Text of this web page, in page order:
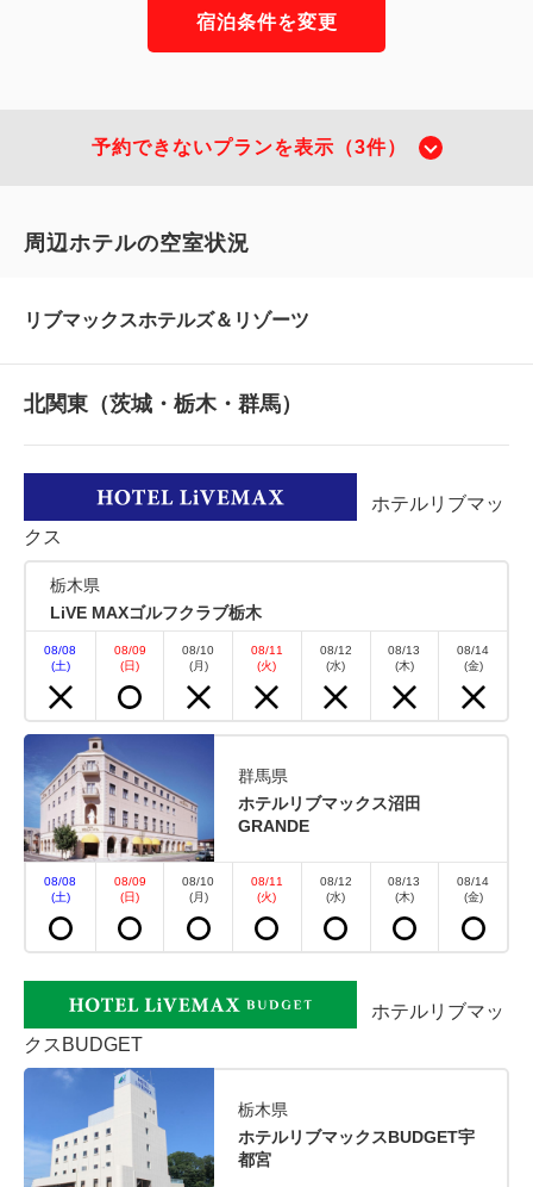
宿泊条件を変更
朝食プチバイキング付きプラン
朝食 現地払い・Web決済
in 15:00~ 21:00 / out 10:00まで
朝食付きプランになります。 プチバイキング ドリ
ンクバーは飲み放題です。 &#8203;料金：お一人様
500円（税込） 【メニュー】 厚焼き玉子 または スク
ランブルエッグ ポテトサラダ または マカロニサラダ
肉じゃが または カレ...
予約できないプランを表示（3件）
周辺ホテルの空室状況
リブマックスホテルズ＆リゾーツ
北関東（茨城・栃木・群馬）
ホテルリブマッ
クス
栃木県
LiVE MAXゴルフクラブ栃木
08/08
(土)
08/09
(日)
08/10
(月)
08/11
(火)
08/12
(水)
08/13
(木)
08/14
(金)
群馬県
ホテルリブマックス沼田
GRANDE
08/08
(土)
08/09
(日)
08/10
(月)
08/11
(火)
08/12
(水)
08/13
(木)
08/14
(金)
ホテルリブマッ
クスBUDGET
栃木県
ホテルリブマックスBUDGET宇
都宮